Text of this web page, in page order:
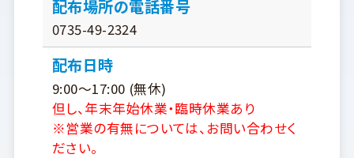
配布場所の電話番号
0735-49-2324
配布日時
9:00～17:00 (無休)
但し、年末年始休業・臨時休業あり
※営業の有無については、お問い合わせく
ださい。